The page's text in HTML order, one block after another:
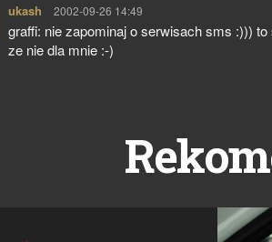
ukash pisze:
2002-09-26 14:49
graffi: nie zapominaj o serwisach sms :)))
ze nie dla mnie :-)